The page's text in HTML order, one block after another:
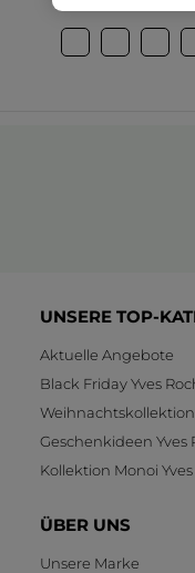
UNSERE TOP-
Aktuelle Angebote
Black Friday Yves
Weihnachtskollektion
Geschenkideen Yves
Kollektion Monoi
ÜBER UNS
Unsere Marke